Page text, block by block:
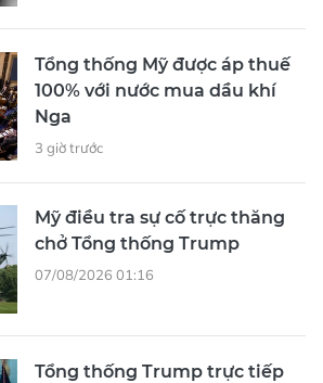
Tổng thống Mỹ được áp thuế
100% với nước mua dầu khí
Nga
3 giờ trước
Mỹ điều tra sự cố trực thăng
chở Tổng thống Trump
07/08/2026 01:16
Tổng thống Trump trực tiếp